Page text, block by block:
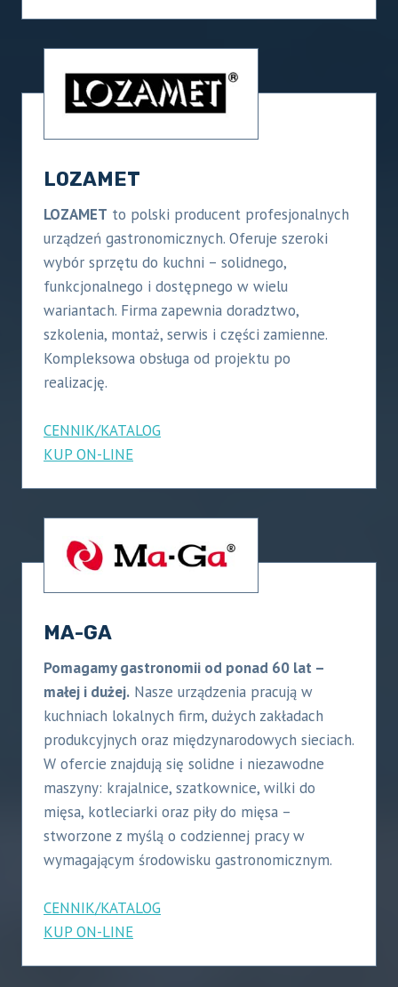
LOZAMET
LOZAMET to polski producent profesjonalnych
urządzeń gastronomicznych. Oferuje szeroki
wybór sprzętu do kuchni – solidnego,
funkcjonalnego i dostępnego w wielu
wariantach. Firma zapewnia doradztwo,
szkolenia, montaż, serwis i części zamienne.
Kompleksowa obsługa od projektu po
realizację.
CENNIK/KATALOG
KUP ON-LINE
MA-GA
Pomagamy gastronomii od ponad 60 lat –
małej i dużej. Nasze urządzenia pracują w
kuchniach lokalnych firm, dużych zakładach
produkcyjnych oraz międzynarodowych sieciach.
W ofercie znajdują się solidne i niezawodne
maszyny: krajalnice, szatkownice, wilki do
mięsa, kotleciarki oraz piły do mięsa –
stworzone z myślą o codziennej pracy w
wymagającym środowisku gastronomicznym.
CENNIK/KATALOG
KUP ON-LINE